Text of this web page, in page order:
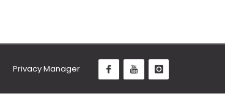
Privacy Manager